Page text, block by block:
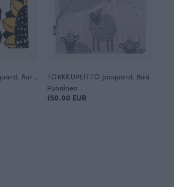
TORKKUPEITTO jacquard, Bää
Punainen
150.00 EUR